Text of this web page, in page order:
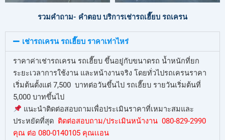
รวมคำถาม- คำตอบ บริการเช่ารถเฮี๊ยบ รถเครน
เช่ารถเครน รถเฮี๊ยบ ราคาเท่าไหร่
ราคาค่าเช่ารถเครน รถเฮี๊ยบ ขึ้นอยู่กับขนาดรถ น้ำหนักที่ยก
ระยะเวลาการใช้งาน และหน้างานจริง โดยทั่วไปรถเครนราคา
เริ่มต้นตั้งแต่ 7,500 บาทต่อวันขึ้นไป รถเฮี๊ยบ รายวันเริ่มต้นที่
5,000 บาทขึ้นไป
แนะนำติดต่อสอบถามเพื่อประเมินราคาที่เหมาะสมและ
ประหยัดที่สุด ติดต่อสอบถาม/ประเมินหน้างาน 080-829-2990
คุณ ต่อ 080-0140105 คุณเเอน